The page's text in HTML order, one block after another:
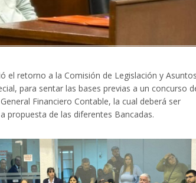
el retorno a la Comisión de Legislación y
para sentar las bases previas a un concurso
Financiero Contable, la cual deberá ser
propuesta de las diferentes Bancadas.